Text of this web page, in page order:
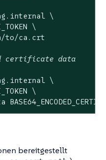
\
\
to/ca.crt
certificate data
\
\
bereitgestellt